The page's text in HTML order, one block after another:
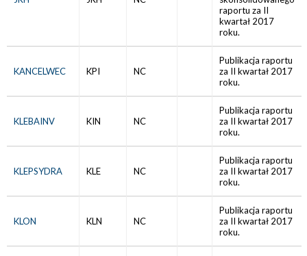
raportu za II
kwartał 2017
roku.
KANCELWEC KPI NC
Publikacja raportu
za II kwartał 2017
roku.
KLEBAINV KIN NC
Publikacja raportu
za II kwartał 2017
roku.
KLEPSYDRA KLE NC
Publikacja raportu
za II kwartał 2017
roku.
KLON KLN NC
Publikacja raportu
za II kwartał 2017
roku.